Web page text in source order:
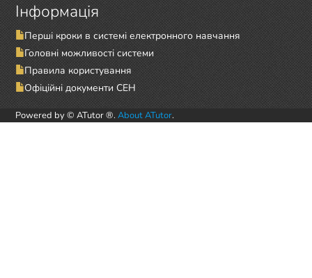
Інформація
Перші кроки в системі електронного навчання
Головні можливості системи
Правила користування
Офіційні документи СЕН
Powered by © ATutor ®. About ATutor.